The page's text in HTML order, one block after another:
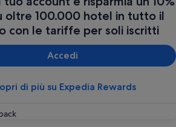
oltre 100.000 hotel in tutto il
con le tariffe per soli iscritti
Accedi
di più su Expedia Rewards